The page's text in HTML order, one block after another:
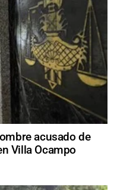
acusado de
Villa Ocampo